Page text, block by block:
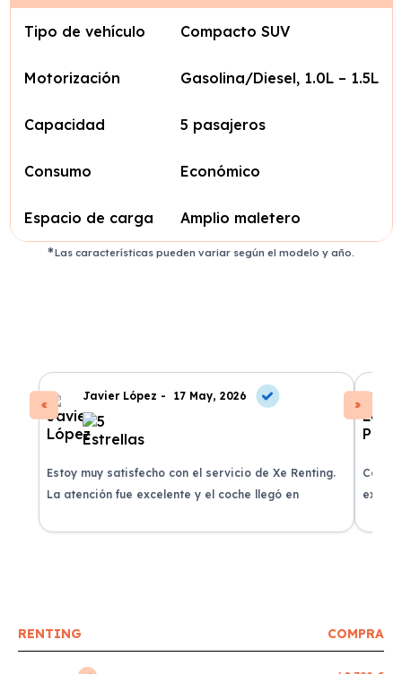
Tipo de vehículo Compacto SUV
Motorización Gasolina/Diesel, 1.0L – 1.5L
Capacidad 5 pasajeros
Consumo Económico
Espacio de carga Amplio maletero
Las características pueden variar según el modelo y año.
Javier López - 17 May, 2026
Estoy muy satisfecho con el servicio de Xe Renting.
La atención fue excelente y el coche llegó en
RENTING COMPRA